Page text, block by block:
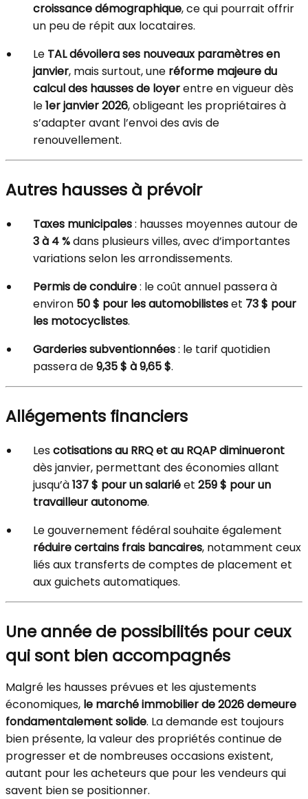
croissance démographique, ce qui pourrait offrir
un peu de répit aux locataires.
Le TAL dévoilera ses nouveaux paramètres en
janvier, mais surtout, une réforme majeure du
calcul des hausses de loyerentre en vigueur dès
le1er janvier 2026, obligeant les propriétaires à
s’adapter avant l’envoi des avis de
renouvellement.
Autres hausses à prévoir
Taxes municipales: hausses moyennes autour de
3 à 4 %dans plusieurs villes, avec d’importantes
variations selon les arrondissements.
Permis de conduire: le coût annuel passera à
environ 50 $ pour les automobilisteset 73 $ pour
les motocyclistes.
Garderies subventionnées: le tarif quotidien
passera de9,35 $ à 9,65 $.
Allégements financiers
Lescotisations au RRQ et au RQAP diminueront
dès janvier, permettant des économies allant
jusqu’à137 $ pour un salariéet 259 $ pour un
travailleur autonome.
Le gouvernement fédéral souhaite également
réduire certains frais bancaires, notamment ceux
liés aux transferts de comptes de placement et
aux guichets automatiques.
Une année de possibilités pour ceux
qui sont bien accompagnés
Malgré les hausses prévues et les ajustements
économiques, le marché immobilier de 2026 demeure
fondamentalement solide. La demande est toujours
bien présente, la valeur des propriétés continue de
progresser et de nombreuses occasions existent,
autant pour les acheteurs que pour les vendeurs qui
savent bien se positionner.